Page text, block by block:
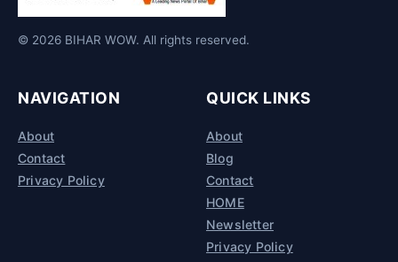
© 2026 BIHAR WOW. All rights reserved.
NAVIGATION
About
Contact
Privacy Policy
QUICK LINKS
About
Blog
Contact
HOME
Newsletter
Privacy Policy